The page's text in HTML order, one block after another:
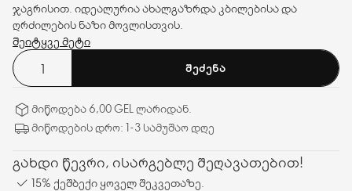
ჯაგრისით. იდეალურია ახალგაზრდა კბილებისა და
ღრძილების ნაზი მოვლისთვის.
შეიტყვე მეტი
ᲨᲔᲫᲔᲜᲐ
მიწოდება 6,00 GEL ლარიდან.
მიწოდების დრო: 1-3 სამუშაო დღე
გახდი წევრი, ისარგებლე შეღავათებით!
15% ქეშბექი ყოველ შეკვეთაზე.